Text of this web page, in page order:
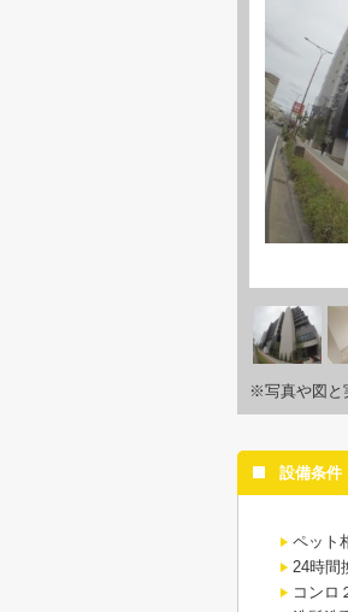
※写真や図と
設備条件
ペット
24時間
コンロ